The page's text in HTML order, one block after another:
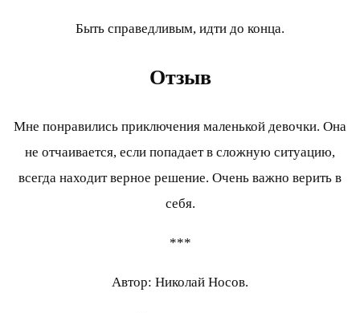
Быть справедливым, идти до конца.
Отзыв
Мне понравились приключения маленькой девочки. Она
не отчаивается, если попадает в сложную ситуацию,
всегда находит верное решение. Очень важно верить в
себя.
***
Автор: Николай Носов.